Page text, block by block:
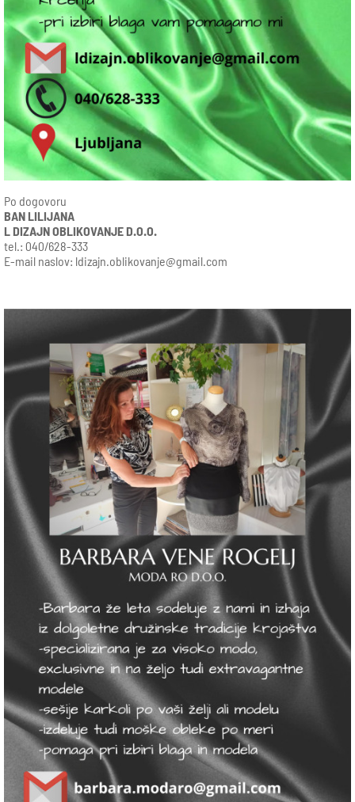
Po dogovoru
BAN LILIJANA
L DIZAJN OBLIKOVANJE D.O.O.
tel.: 040/628-333
E-mail naslov: ldizajn.oblikovanje@gmail.com